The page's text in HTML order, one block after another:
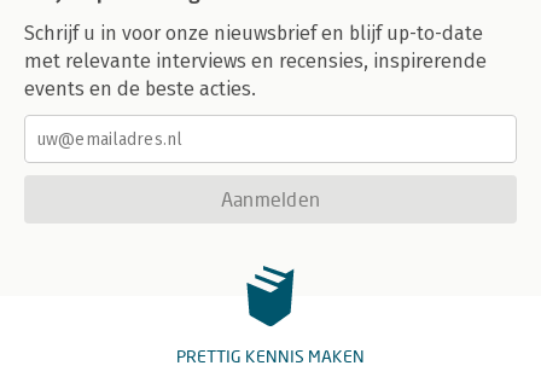
Schrijf u in voor onze nieuwsbrief en blijf up-to-date
met relevante interviews en recensies, inspirerende
events en de beste acties.
Aanmelden
PRETTIG KENNIS MAKEN